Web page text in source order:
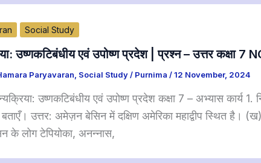
Social Study
उष्णकटिबंधीय एवं उपोष्ण प्रदेश | प्रश्न – उत्तर कक्षा 7
Paryavaran, Social Study/ Purnima /12 November, 2024
उष्णकटिबंधीय एवं उपोष्ण प्रदेश कक्षा 7 – अभ्यास कार्य
बताएँ। उत्तर: अमेज़न बेसिन में दक्षिण अमेरिका महाद्वीप स्थित
के लोग टेपियोका, अनन्नास,